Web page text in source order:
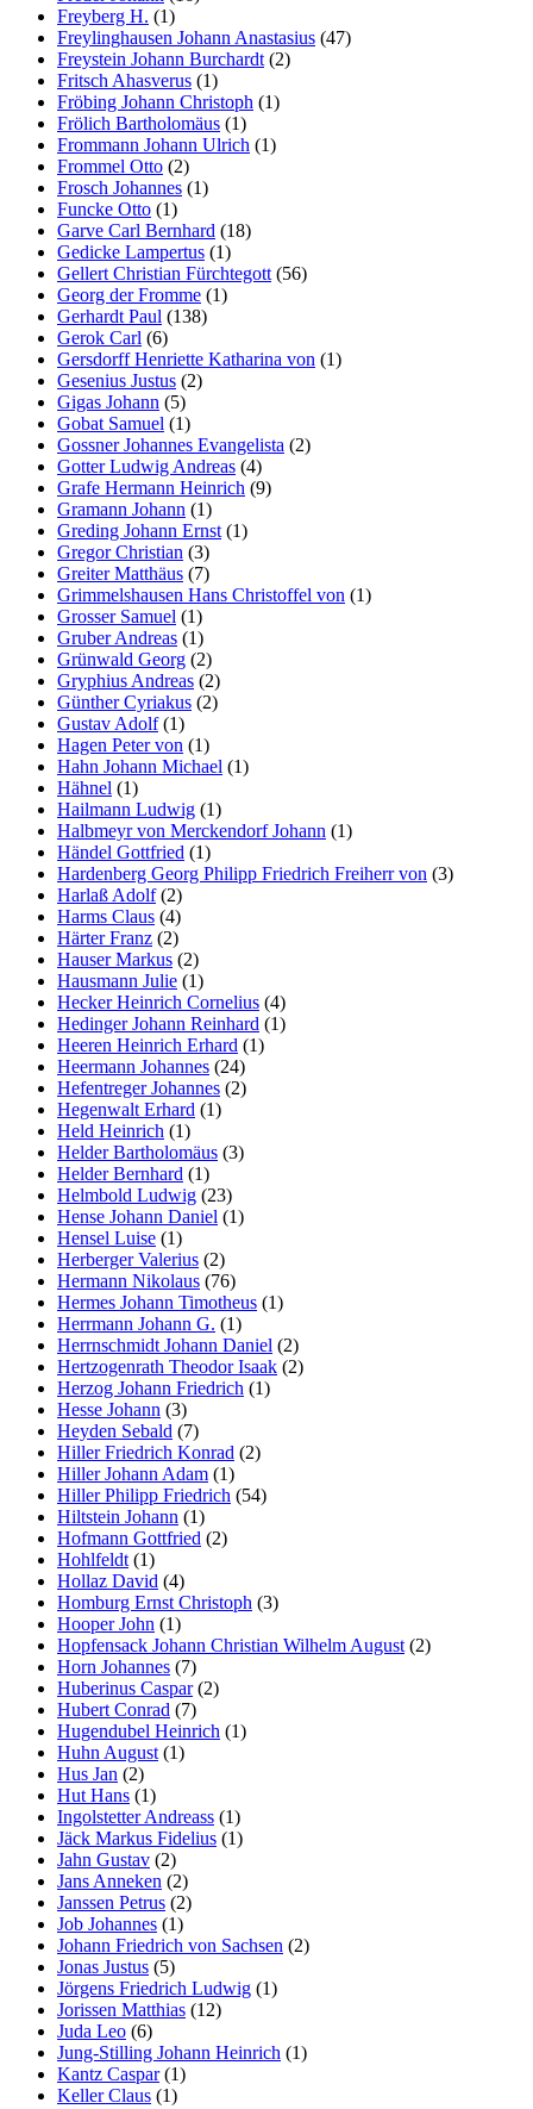
Freyberg H. (1)
Freylinghausen Johann Anastasius (47)
Freystein Johann Burchardt (2)
Fritsch Ahasverus (1)
Fröbing Johann Christoph (1)
Frölich Bartholomäus (1)
Frommann Johann Ulrich (1)
Frommel Otto (2)
Frosch Johannes (1)
Funcke Otto (1)
Garve Carl Bernhard (18)
Gedicke Lampertus (1)
Gellert Christian Fürchtegott (56)
Georg der Fromme (1)
Gerhardt Paul (138)
Gerok Carl (6)
Gersdorff Henriette Katharina von (1)
Gesenius Justus (2)
Gigas Johann (5)
Gobat Samuel (1)
Gossner Johannes Evangelista (2)
Gotter Ludwig Andreas (4)
Grafe Hermann Heinrich (9)
Gramann Johann (1)
Greding Johann Ernst (1)
Gregor Christian (3)
Greiter Matthäus (7)
Grimmelshausen Hans Christoffel von (1)
Grosser Samuel (1)
Gruber Andreas (1)
Grünwald Georg (2)
Gryphius Andreas (2)
Günther Cyriakus (2)
Gustav Adolf(1)
Hagen Peter von (1)
Hahn Johann Michael (1)
Hähnel (1)
Hailmann Ludwig (1)
Halbmeyr von Merckendorf Johann (1)
Händel Gottfried (1)
Hardenberg Georg Philipp Friedrich Freiherr von (3)
Harlaß Adolf(2)
Harms Claus (4)
Härter Franz (2)
Hauser Markus (2)
Hausmann Julie (1)
Hecker Heinrich Cornelius (4)
Hedinger Johann Reinhard (1)
Heeren Heinrich Erhard (1)
Heermann Johannes (24)
Hefentreger Johannes (2)
Hegenwalt Erhard (1)
Held Heinrich (1)
Helder Bartholomäus (3)
Helder Bernhard (1)
Helmbold Ludwig (23)
Hense Johann Daniel (1)
Hensel Luise (1)
Herberger Valerius (2)
Hermann Nikolaus (76)
Hermes Johann Timotheus (1)
Herrmann Johann G. (1)
Herrnschmidt Johann Daniel (2)
Hertzogenrath Theodor Isaak (2)
Herzog Johann Friedrich (1)
Hesse Johann (3)
Heyden Sebald (7)
Hiller Friedrich Konrad (2)
Hiller Johann Adam (1)
Hiller Philipp Friedrich (54)
Hiltstein Johann (1)
Hofmann Gottfried (2)
Hohlfeldt (1)
Hollaz David (4)
Homburg Ernst Christoph (3)
Hooper John (1)
Hopfensack Johann Christian Wilhelm August (2)
Horn Johannes (7)
Huberinus Caspar(2)
Hubert Conrad (7)
Hugendubel Heinrich (1)
Huhn August (1)
Hus Jan (2)
Hut Hans (1)
Ingolstetter Andreass (1)
Jäck Markus Fidelius (1)
Jahn Gustav (2)
Jans Anneken (2)
Janssen Petrus (2)
Job Johannes (1)
Johann Friedrich von Sachsen (2)
Jonas Justus (5)
Jörgens Friedrich Ludwig (1)
Jorissen Matthias (12)
Juda Leo (6)
Jung-Stilling Johann Heinrich (1)
Kantz Caspar(1)
Keller Claus (1)